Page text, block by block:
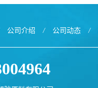
公司介绍 / 公司动态 /